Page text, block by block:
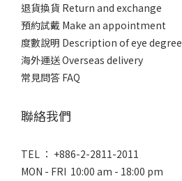
退貨換貨 Return and exchange
預約試戴 Make an appointment
度數說明 Description of eye degree
海外運送 Overseas delivery
常見問答 FAQ
聯絡我們
TEL ： +886-2-2811-2011
MON - FRI 10:00 am - 18:00 pm